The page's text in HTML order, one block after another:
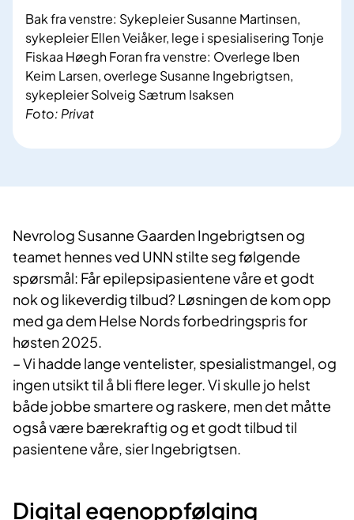
Foto: Privat
Bak fra venstre: Sykepleier Susanne Martinsen,
sykepleier Ellen Veiåker, lege i spesialisering Tonje
Fiskaa Høegh Foran fra venstre: Overlege Iben
Keim Larsen, overlege Susanne Ingebrigtsen,
sykepleier Solveig Sætrum Isaksen
Nevrolog Susanne Gaarden Ingebrigtsen og
teamet hennes ved UNN stilte seg følgende
spørsmål: Får epilepsipasientene våre et godt
nok og likeverdig tilbud? Løsningen de kom opp
med ga dem Helse Nords forbedringspris for
høsten 2025.
– Vi hadde lange ventelister, spesialistmangel, og
ingen utsikt til å bli flere leger. Vi skulle jo helst
både jobbe smartere og raskere, men det måtte
også være bærekraftig og et godt tilbud til
pasientene våre, sier Ingebrigtsen.
Digital egenoppfølging